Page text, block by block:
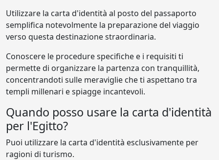
Utilizzare la carta d'identità al posto del passaporto
semplifica notevolmente la preparazione del viaggio
verso questa destinazione straordinaria.
Conoscere le procedure specifiche e i requisiti ti
permette di organizzare la partenza con tranquillità,
concentrandoti sulle meraviglie che ti aspettano tra
templi millenari e spiagge incantevoli.
Quando posso usare la carta d'identità
per l'Egitto?
Puoi utilizzare la carta d'identità esclusivamente per
ragioni di turismo.